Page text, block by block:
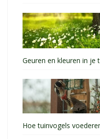
Geuren en kleuren in je
Hoe tuinvogels